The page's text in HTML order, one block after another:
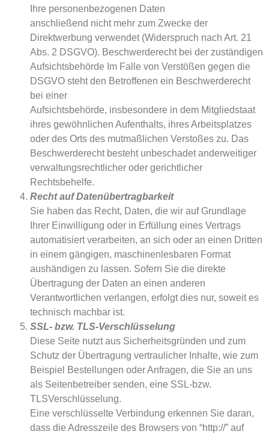
Ihre personenbezogenen Daten
anschließend nicht mehr zum Zwecke der
Direktwerbung verwendet (Widerspruch nach Art. 21
Abs. 2 DSGVO). Beschwerderecht bei der zuständigen
Aufsichtsbehörde Im Falle von Verstößen gegen die
DSGVO steht den Betroffenen ein Beschwerderecht
bei einer
Aufsichtsbehörde, insbesondere in dem Mitgliedstaat
ihres gewöhnlichen Aufenthalts, ihres Arbeitsplatzes
oder des Orts des mutmaßlichen Verstoßes zu. Das
Beschwerderecht besteht unbeschadet anderweitiger
verwaltungsrechtlicher oder gerichtlicher
Rechtsbehelfe.
Recht auf Datenübertragbarkeit
Sie haben das Recht, Daten, die wir auf Grundlage
Ihrer Einwilligung oder in Erfüllung eines Vertrags
automatisiert verarbeiten, an sich oder an einen Dritten
in einem gängigen, maschinenlesbaren Format
aushändigen zu lassen. Sofern Sie die direkte
Übertragung der Daten an einen anderen
Verantwortlichen verlangen, erfolgt dies nur, soweit es
technisch machbar ist.
SSL- bzw. TLS-Verschlüsselung
Diese Seite nutzt aus Sicherheitsgründen und zum
Schutz der Übertragung vertraulicher Inhalte, wie zum
Beispiel Bestellungen oder Anfragen, die Sie an uns
als Seitenbetreiber senden, eine SSL-bzw.
TLSVerschlüsselung.
Eine verschlüsselte Verbindung erkennen Sie daran,
dass die Adresszeile des Browsers von “http://” auf